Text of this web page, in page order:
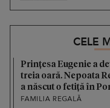
CELE
Prințesa Eugenie a
treia oară. Nepoata
a născut o fetiță în
FAMILIA REGALĂ